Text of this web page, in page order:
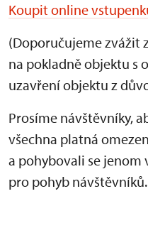
Koupit online
(Doporučujeme zvážit
na pokladně objektu s
uzavření objektu z
Prosíme návštěvníky,
všechna platná
a pohybovali se jenom
pro pohyb návštěvníků.